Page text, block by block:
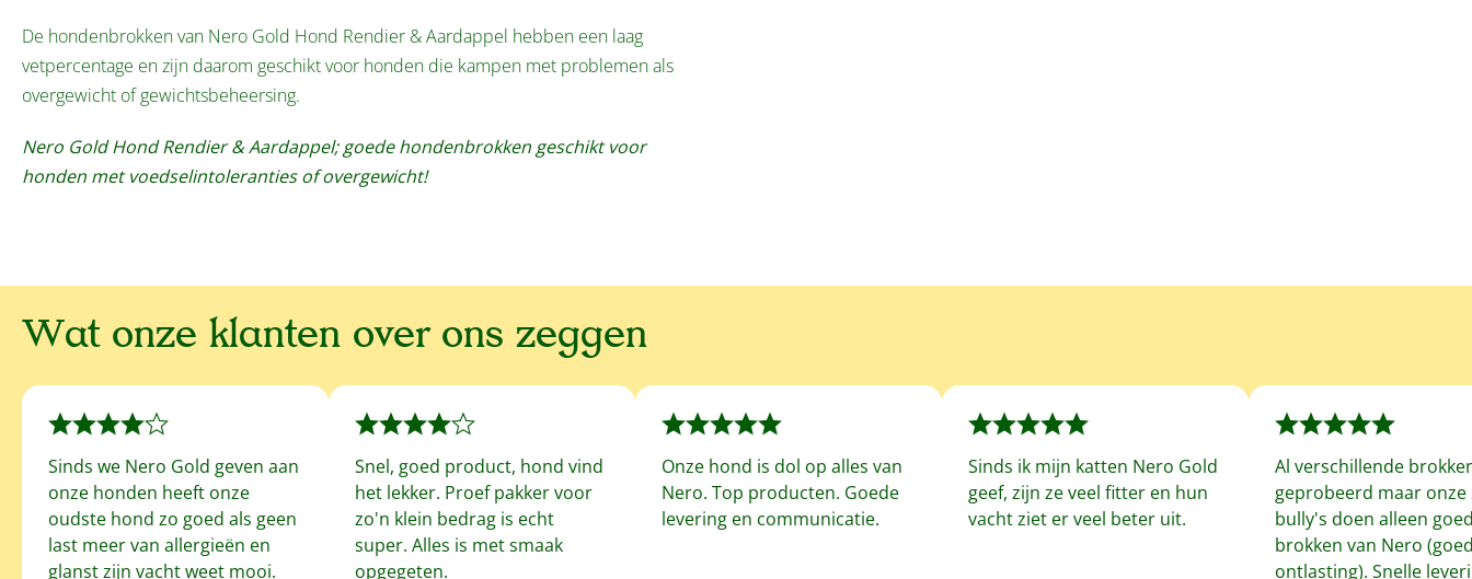
De hondenbrokken van Nero Gold Hond Rendier & Aardappel hebben een laag
vetpercentage en zijn daarom geschikt voor honden die kampen met problemen als
overgewicht of gewichtsbeheersing.
Nero Gold Hond Rendier & Aardappel; goede hondenbrokken geschikt voor
honden met voedselintoleranties of overgewicht!
Wat onze klanten over ons zeggen
Sinds we Nero Gold geven aan
onze honden heeft onze
oudste hond zo goed als geen
last meer van allergieën en
glanst zijn vacht weet mooi.
Snel, goed product, hond vind
het lekker. Proef pakker voor
zo'n klein bedrag is echt
super. Alles is met smaak
opgegeten.
Onze hond is dol op alles van
Nero. Top producten. Goede
levering en communicatie.
Sinds ik mijn katten Nero Gold
geef, zijn ze veel fitter en hun
vacht ziet er veel beter uit.
Al verschillende
geprobeerd maar onze
bully's doen alleen
brokken van Nero
ontlasting). Snelle